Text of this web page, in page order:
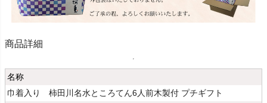
商品詳細
名称
巾着入り 柿田川名水ところてん6人前木製付 プチギフト